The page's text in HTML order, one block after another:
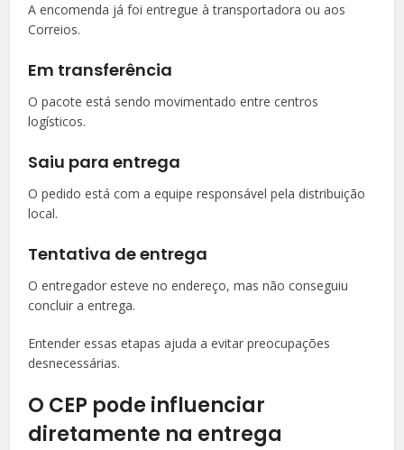
A encomenda já foi entregue à transportadora ou aos
Correios.
Em transferência
O pacote está sendo movimentado entre centros
logísticos.
Saiu para entrega
O pedido está com a equipe responsável pela distribuição
local.
Tentativa de entrega
O entregador esteve no endereço, mas não conseguiu
concluir a entrega.
Entender essas etapas ajuda a evitar preocupações
desnecessárias.
O CEP pode influenciar
diretamente na entrega